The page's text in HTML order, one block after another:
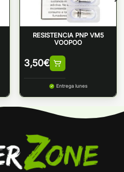
RESISTENCIA PNP VM5
VOOPOO
3,50€
Entrega lunes